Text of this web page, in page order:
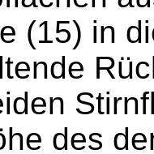
(15) in
des